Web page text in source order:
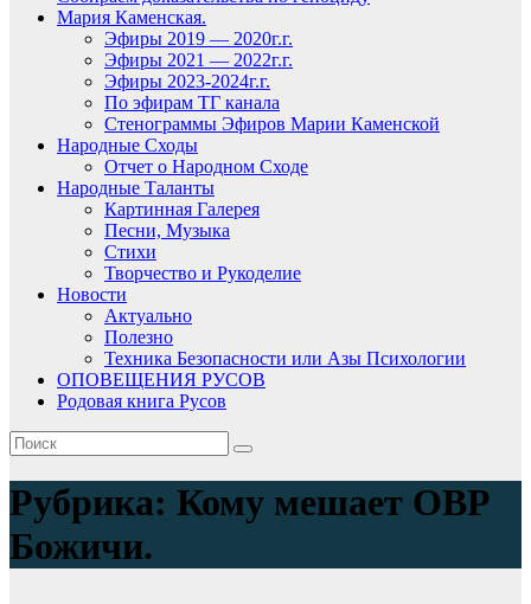
Мария Каменская.
Эфиры 2019 — 2020г.г.
Эфиры 2021 — 2022г.г.
Эфиры 2023-2024г.г.
По эфирам ТГ канала
Стенограммы Эфиров Марии Каменской
Народные Сходы
Отчет о Народном Сходе
Народные Таланты
Картинная Галерея
Песни, Музыка
Стихи
Творчество и Рукоделие
Новости
Актуально
Полезно
Техника Безопасности или Азы Психологии
ОПОВЕЩЕНИЯ РУСОВ
Родовая книга Русов
Рубрика: Кому мешает ОВР
Божичи.